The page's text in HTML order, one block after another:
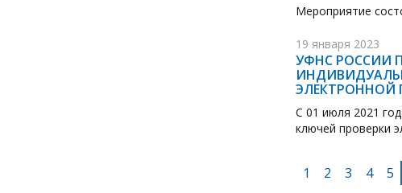
Мероприятие
19 января 2023
УФНС РОССИИ
ЭЛЕКТРОННОЙ
С 01 июля 2021
ключей проверки
1 2 3 4 5